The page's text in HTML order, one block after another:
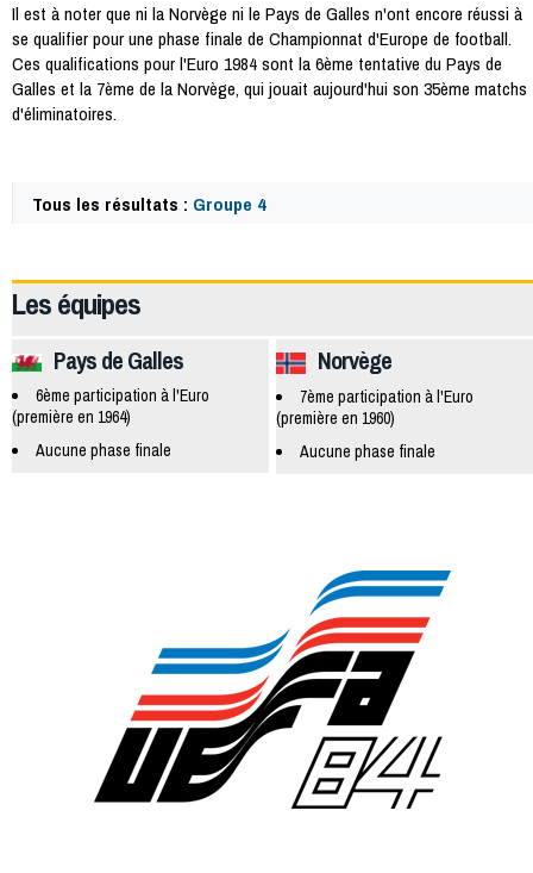
Il est à noter que ni la Norvège ni le Pays de Galles n'ont encore réussi à
se qualifier pour une phase finale de Championnat d'Europe de football.
Ces qualifications pour l'Euro 1984 sont la 6ème tentative du Pays de
Galles et la 7ème de la Norvège, qui jouait aujourd'hui son 35ème matchs
d'éliminatoires.
Tous les résultats : Groupe 4
Les équipes
Norvège
7ème participation à l'Euro
(première en 1960)
Aucune phase finale
Pays de Galles
6ème participation à l'Euro
(première en 1964)
Aucune phase finale